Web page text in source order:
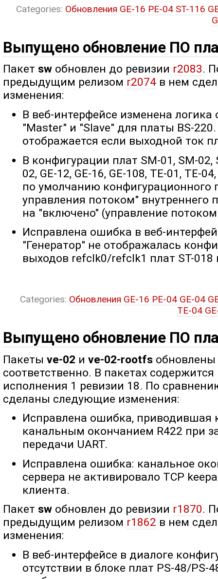
Categories: Обновления GE-16 PE-04 ST-116
Выпущено обновление ПО
Пакет sw обновлен до ревизии r2083.
предыдущим релизом r2074 в нем
изменения:
В веб-интерфейсе изменена
"Master" и "Slave" для платы BS-
отображается если выходной ток
В конфигурации плат SM-01, SM-02,
02, GE-12, GE-16, GE-108, TE-01, TE-
по умолчанию конфигурационного
управления потоком" внутреннего
на "включено" (управление
Исправлена ошибка в веб-
"Генератор" не отображалась
выходов refclk0/refclk1 плат ST-018
Categories: Обновления GE-16 PE-04 GE-04
TE-04
Выпущено обновление ПО
Пакетыve-02 иve-02-rootfs
соответственно. В пакетах
исполнения 1 ревизии 18. По
сделаны следующие изменения:
Исправлена ошибка, приводившая
канальным окончанием R422 при
передачи UART.
Исправлена ошибка: канальное
сервера не активировало TCP
клиента.
Пакет sw обновлен до ревизии r1870.
предыдущим релизом r1862 в нем
изменения:
В веб-интерфейсе в диалоге
отсутствии в блоке плат PS-48/PS-